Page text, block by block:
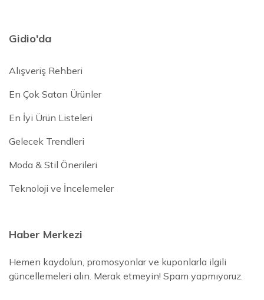
Gidio'da
Alışveriş Rehberi
En Çok Satan Ürünler
En İyi Ürün Listeleri
Gelecek Trendleri
Moda & Stil Önerileri
Teknoloji ve İncelemeler
Haber Merkezi
Hemen kaydolun, promosyonlar ve kuponlarla ilgili
güncellemeleri alın. Merak etmeyin! Spam yapmıyoruz.